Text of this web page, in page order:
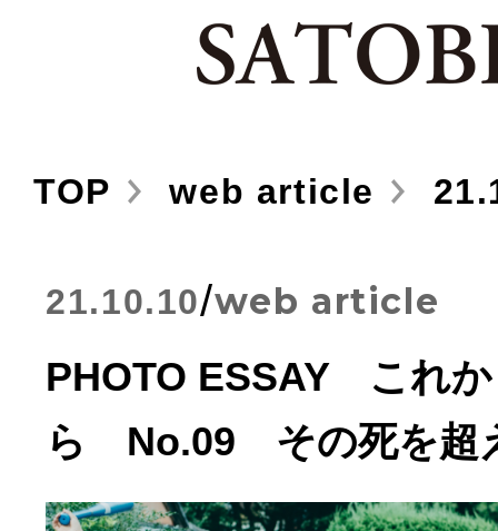
TOP web article
21.10.10/web article
PHOTO ESSAY これ
ら No.09 その死を超